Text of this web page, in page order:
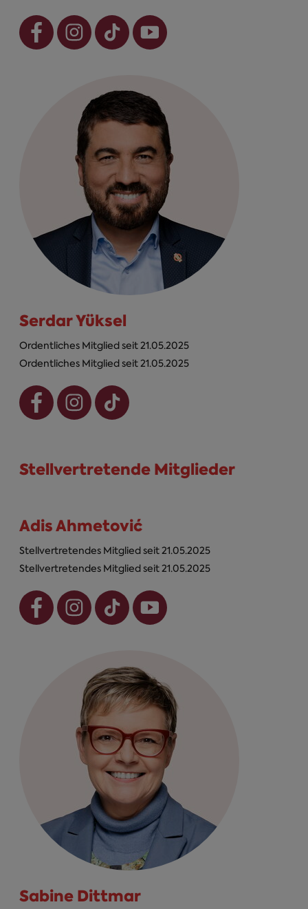
Serdar Yüksel
Ordentliches Mitglied seit 21.05.2025
Ordentliches Mitglied seit 21.05.2025
Stellvertretende Mitglieder
Adis Ahmetović
Stellvertretendes Mitglied seit 21.05.2025
Stellvertretendes Mitglied seit 21.05.2025
Sabine Dittmar